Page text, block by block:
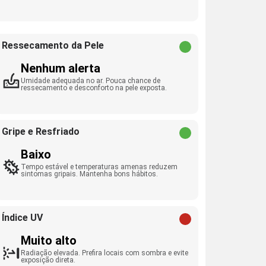
Ressecamento da Pele
Nenhum alerta
Umidade adequada no ar. Pouca chance de
ressecamento e desconforto na pele exposta.
Gripe e Resfriado
Baixo
Tempo estável e temperaturas amenas reduzem
sintomas gripais. Mantenha bons hábitos.
Índice UV
Muito alto
Radiação elevada. Prefira locais com sombra e evite
exposição direta.